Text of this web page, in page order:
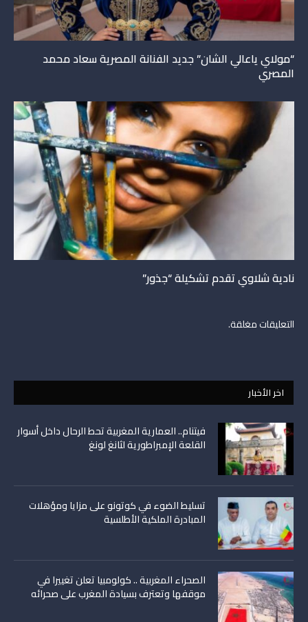
“مولاي ياعالي الشان” جديد الفنانة المصرية سعاد محمد
المصري
نادية شلاوي تقدم تشكيلة “جذور”
التعليقات مغلقة.
اخر الأخبار
فيتنام.. العمارية المغربية تحط الرحال داخل أسوار
القلعة الإمبراطورية لثانغ لونغ
تسليط الضوء في كوتونو على مزايا ومؤهلات
المبادرة الملكية الأطلسية
الصحراء المغربية .. كولومبيا تعلن تغييرا في
موقفها وتعترف بسيادة المغرب على صحرائه